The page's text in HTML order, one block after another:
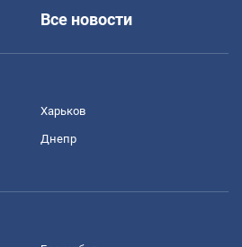
Все новости
Харьков
Днепр